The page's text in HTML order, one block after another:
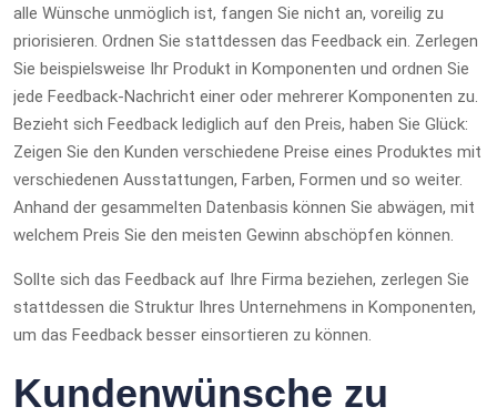
alle Wünsche unmöglich ist, fangen Sie nicht an, voreilig zu
priorisieren. Ordnen Sie stattdessen das Feedback ein. Zerlegen
Sie beispielsweise Ihr Produkt in Komponenten und ordnen Sie
jede Feedback-Nachricht einer oder mehrerer Komponenten zu.
Bezieht sich Feedback lediglich auf den Preis, haben Sie Glück:
Zeigen Sie den Kunden verschiedene Preise eines Produktes mit
verschiedenen Ausstattungen, Farben, Formen und so weiter.
Anhand der gesammelten Datenbasis können Sie abwägen, mit
welchem Preis Sie den meisten Gewinn abschöpfen können.
Sollte sich das Feedback auf Ihre Firma beziehen, zerlegen Sie
stattdessen die Struktur Ihres Unternehmens in Komponenten,
um das Feedback besser einsortieren zu können.
Kundenwünsche zu